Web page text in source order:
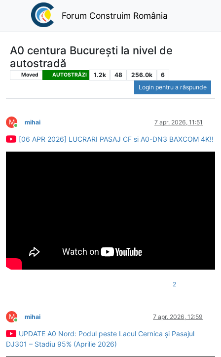
Forum Construim România
A0 centura București la nivel de
autostradă
Moved AUTOSTRĂZI 1.2k 48 256.0k
6
Login pentru a răspunde
M
Conectat
mihai 7 apr. 2026, 11:51
[06 APR 2026] LUCRARI PASAJ CF si A0-DN3 BAXCOM 4K!!
2
M
Conectat
mihai 7 apr. 2026, 12:59
UPDATE A0 Nord: Podul peste Lacul Cernica și Pasajul
DJ301 – Stadiu 95% (Aprilie 2026)